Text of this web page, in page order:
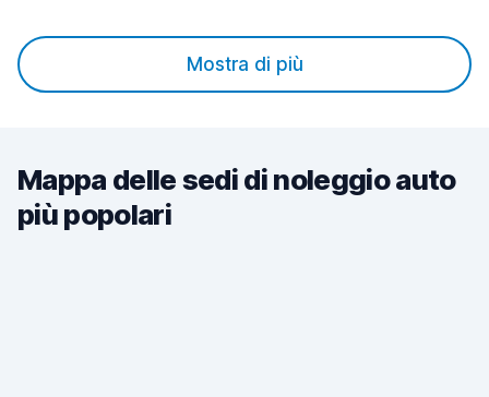
Mostra di più
Mappa delle sedi di noleggio auto
più popolari